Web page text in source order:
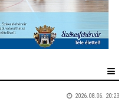
2026.08.06. 20:23